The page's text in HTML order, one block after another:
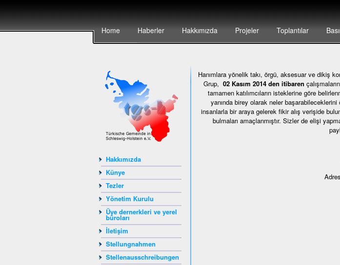
Home Haberler Hakkımızda Projeler Toplantılar
Hakkımızda
Künye
Tezler
Yönetim Kurulu
Üye dernerkleri ve yerel
büroları
İletişim
Stellungnahmen
Stellenausschreibungen
Hanımlara yönelik takı, örgü, aksesuar ve dikiş
Grup, 02 Kasım 2014 den itibaren
tamamen katılımcıların isteklerine göre
yanında birey olarak neler
insanlarla bir araya gelerek fikir alış verişide
bulmaları amaçlanmıştır. Sizler de elişi